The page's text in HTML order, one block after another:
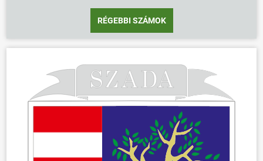
ÖNKORMÁNYZAT
ÜGYINTÉZÉS
KÖZÖSSÉG
RÉGEBBI SZÁMOK